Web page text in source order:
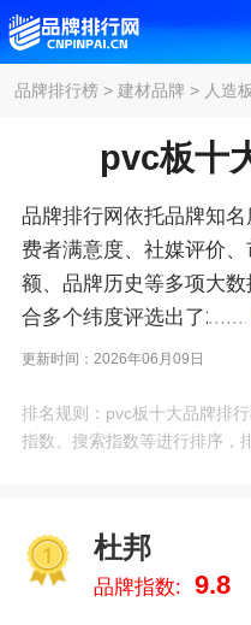
品牌排行榜> 建材品牌 > 人造
pvc板十
品牌排行网依托品牌知名
费者满意度、社媒评价
额、品牌历史等多项大
合多个纬度评选出了2026
十大品牌排行榜，其中前
夫/BASF、阿科玛/
新材、海螺新材、帕拉
天高科/POTENTECH 。
于用最真实的数据告诉您
更新时间：2026年06月09日
排名规则：pvc板十大品牌排
指数、搜索指数等进行排序，
杜邦
品牌指数: 9.8